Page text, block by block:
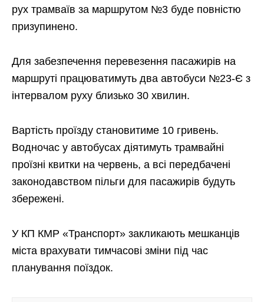
рух трамваїв за маршрутом №3 буде повністю
призупинено.
Для забезпечення перевезення пасажирів на
маршруті працюватимуть два автобуси №23-Є з
інтервалом руху близько 30 хвилин.
Вартість проїзду становитиме 10 гривень.
Водночас у автобусах діятимуть трамвайні
проїзні квитки на червень, а всі передбачені
законодавством пільги для пасажирів будуть
збережені.
У КП КМР «Транспорт» закликають мешканців
міста врахувати тимчасові зміни під час
планування поїздок.